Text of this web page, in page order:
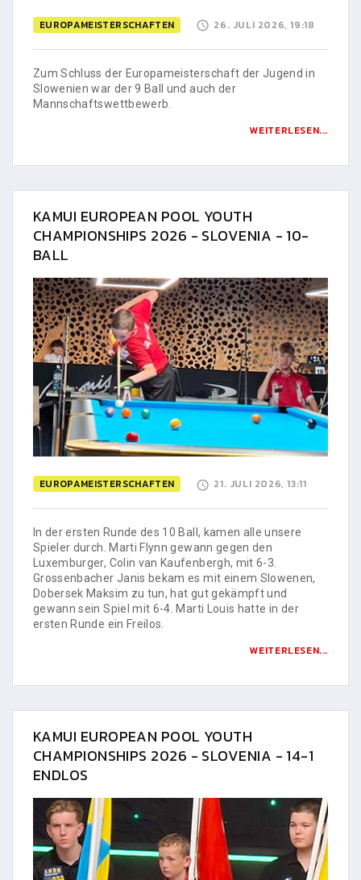
EUROPAMEISTERSCHAFTEN 26. JULI 2026, 19:18
Zum Schluss der Europameisterschaft der Jugend in
Slowenien war der 9 Ball und auch der
Mannschaftswettbewerb.
WEITERLESEN...
KAMUI EUROPEAN POOL YOUTH
CHAMPIONSHIPS 2026 - SLOVENIA - 10-
BALL
EUROPAMEISTERSCHAFTEN 21. JULI 2026, 13:11
In der ersten Runde des 10 Ball, kamen alle unsere
Spieler durch. Marti Flynn gewann gegen den
Luxemburger, Colin van Kaufenbergh, mit 6-3.
Grossenbacher Janis bekam es mit einem Slowenen,
Dobersek Maksim zu tun, hat gut gekämpft und
gewann sein Spiel mit 6-4. Marti Louis hatte in der
ersten Runde ein Freilos.
WEITERLESEN...
KAMUI EUROPEAN POOL YOUTH
CHAMPIONSHIPS 2026 - SLOVENIA - 14-1
ENDLOS